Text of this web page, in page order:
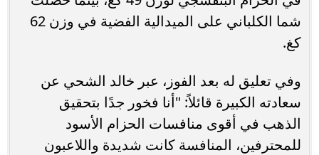
شما الكلباني على الميدالية الفضية في وزن 62
كغ.
وفي تعليق له بعد الفوز، عبر خالد الشحي عن
سعادته الكبيرة قائلاً: "أنا فخور جدًا بتحقيق
الذهب في أقوى منافسات الحزام الأسود
للمحترفين، المنافسة كانت شديدة واللاعبون